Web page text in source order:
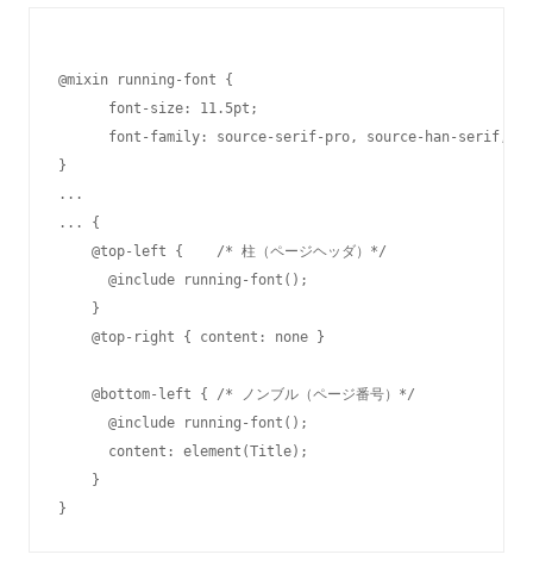
@mixin running-font {
      font-size: 11.5pt;
font-family: source-serif-pro, source-han-serif,
}
...
... {
    @top-left {    /* 柱（ページヘッダ）*/
      @include running-font();
    }
    @top-right { content: none }
    @bottom-left { /* ノンブル（ページ番号）*/
      @include running-font();
      content: element(Title);
    }